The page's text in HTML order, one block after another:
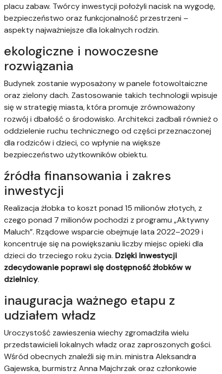
placu zabaw. Twórcy inwestycji położyli nacisk na wygodę,
bezpieczeństwo oraz funkcjonalność przestrzeni –
aspekty najważniejsze dla lokalnych rodzin.
ekologiczne i nowoczesne
rozwiązania
Budynek zostanie wyposażony w panele fotowoltaiczne
oraz zielony dach. Zastosowanie takich technologii wpisuje
się w strategię miasta, która promuje zrównoważony
rozwój i dbałość o środowisko. Architekci zadbali również o
oddzielenie ruchu technicznego od części przeznaczonej
dla rodziców i dzieci, co wpłynie na większe
bezpieczeństwo użytkowników obiektu.
źródła finansowania i zakres
inwestycji
Realizacja żłobka to koszt ponad 15 milionów złotych, z
czego ponad 7 milionów pochodzi z programu „Aktywny
Maluch”. Rządowe wsparcie obejmuje lata 2022–2029 i
koncentruje się na powiększaniu liczby miejsc opieki dla
dzieci do trzeciego roku życia. Dzięki inwestycji
zdecydowanie poprawi się dostępność żłobków w
dzielnicy.
inauguracja ważnego etapu z
udziałem władz
Uroczystość zawieszenia wiechy zgromadziła wielu
przedstawicieli lokalnych władz oraz zaproszonych gości.
Wśród obecnych znaleźli się m.in. ministra Aleksandra
Gajewska, burmistrz Anna Majchrzak oraz członkowie